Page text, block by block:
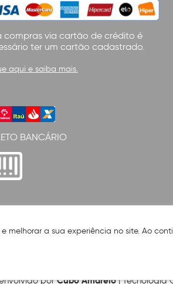
compras via cartão de crédito é
ter um cartão cadastrado.
aqui e saiba mais.
BANCÁRIO
porCubo Amarelo| Tecnologia
melhorar a sua experiência no site. Ao